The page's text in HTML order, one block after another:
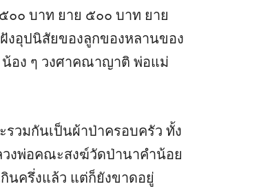
๐๐ บาท ยาย ๕๐๐ บาท ยาย
งอุปนิสัยของลูกของหลานของ
น้อง ๆ วงศาคณาญาติ พ่อแม่
วมกันเป็นผ้าป่าครอบครัว ทั้ง
งพ่อคณะสงฆ์วัดป่านาคำน้อย
นครึ่งแล้ว แต่ก็ยังขาดอยู่